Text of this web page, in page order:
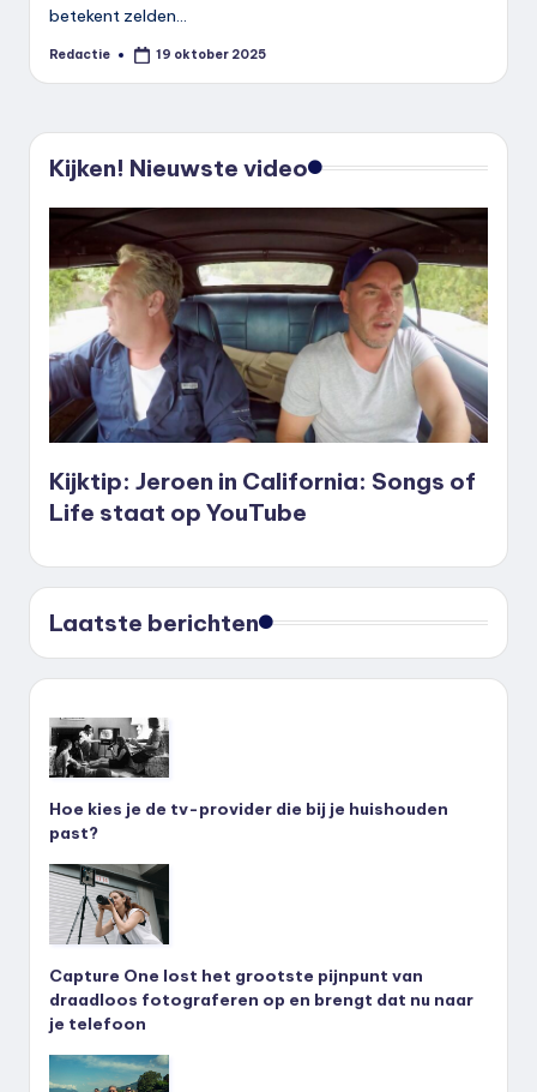
betekent zelden…
Geplaatst
Redactie 19 oktober 2025
Kijken! Nieuwste video
Kijktip: Jeroen in California: Songs of
Life staat op YouTube
Laatste berichten
Hoe kies je de tv-provider die bij je huishouden
past?
Capture One lost het grootste pijnpunt van
draadloos fotograferen op en brengt dat nu naar
je telefoon